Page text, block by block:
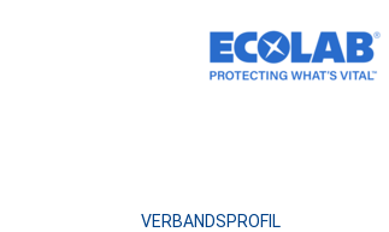
VERBANDSPROFIL